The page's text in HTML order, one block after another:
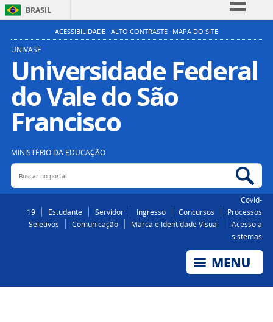
BRASIL
Simplifique!
Participe
Acesso à informação
Legislação
ACESSIBILIDADE ALTO CONTRASTE MAPA DO SITE
UNIVASF
Universidade Federal
do Vale do São
Francisco
MINISTÉRIO DA EDUCAÇÃO
Buscar no portal
Covid-
19
Estudante Servidor Ingresso Concursos
Processos
Seletivos
Comunicação Marca e Identidade Visual
Acesso a
sistemas